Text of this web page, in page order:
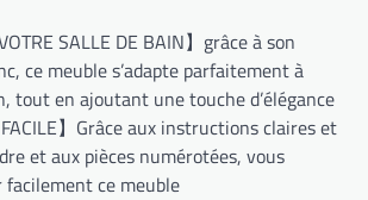
SALLE DE BAIN】grâce à son
ce meuble s’adapte parfaitement à
tout en ajoutant une touche d’élégance
FACILE】Grâce aux instructions claires et
et aux pièces numérotées, vous
facilement ce meuble